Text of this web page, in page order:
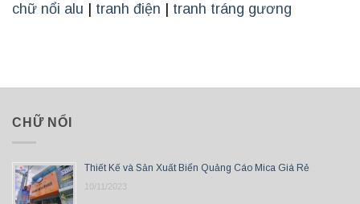
chữ nổi alu
tranh điện tranh tráng gương
CHỮ NỔI
Thiết Kế và Sản Xuất Biển Quảng Cáo Mica Giá Rẻ
10/11/2023